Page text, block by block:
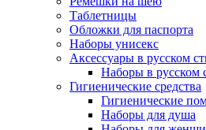
Таблетницы
Обложки для паспорта
Наборы унисекс
Аксессуары в русском
Наборы в русском
Гигиенические средства
Гигиенические
Наборы для душа